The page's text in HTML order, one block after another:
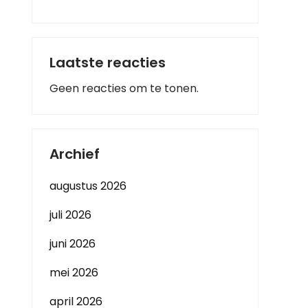
Laatste reacties
Geen reacties om te tonen.
Archief
augustus 2026
juli 2026
juni 2026
mei 2026
april 2026